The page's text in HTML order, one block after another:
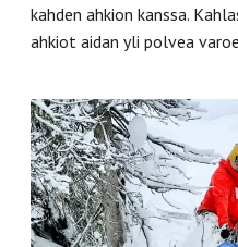
kahden ahkion kanssa.
ahkiot aidan yli polvea